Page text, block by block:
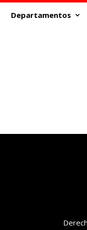
Departamentos